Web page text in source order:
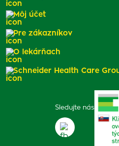
Sledujte nás
Môj účet
Pre zákazníkov
O lekárňach
Schneider Health Care